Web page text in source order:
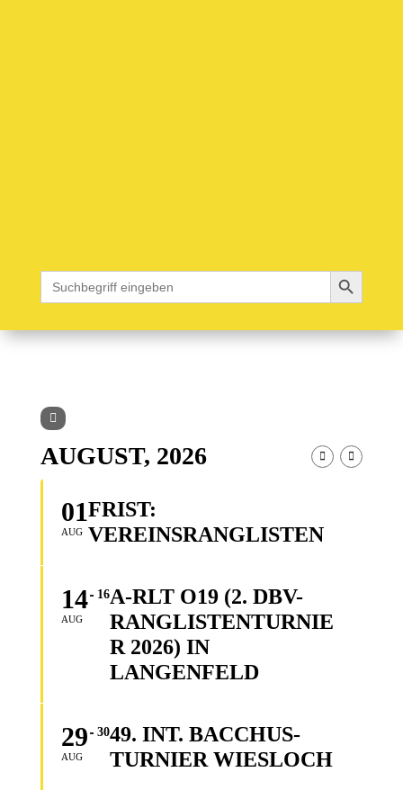
Search
for:
Search Button
AUGUST, 2026
01
AUG
FRIST:
VEREINSRANGLISTEN
14
AUG
16A-RLT O19 (2. DBV-
RANGLISTENTURNIE
R 2026) IN
LANGENFELD
29
AUG
3049. INT. BACCHUS-
TURNIER WIESLOCH